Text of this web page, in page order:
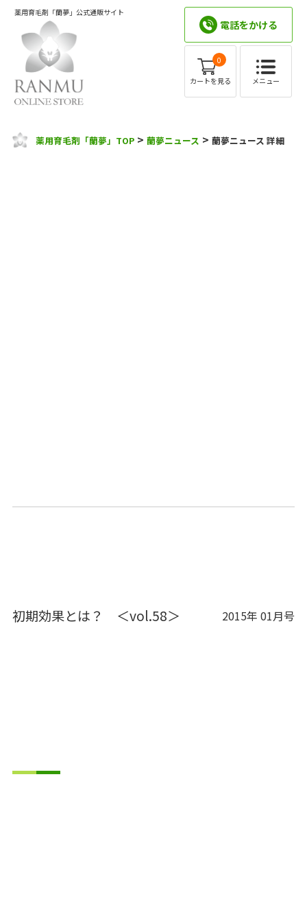
薬用育毛剤「蘭夢」公式通販サイト
電話をかける
0
カートを見る メニュー
薬用育毛剤「蘭夢」TOP >蘭夢ニュース >蘭夢ニュース 詳細
初期効果とは？ ＜vol.58＞ 2015年 01月号